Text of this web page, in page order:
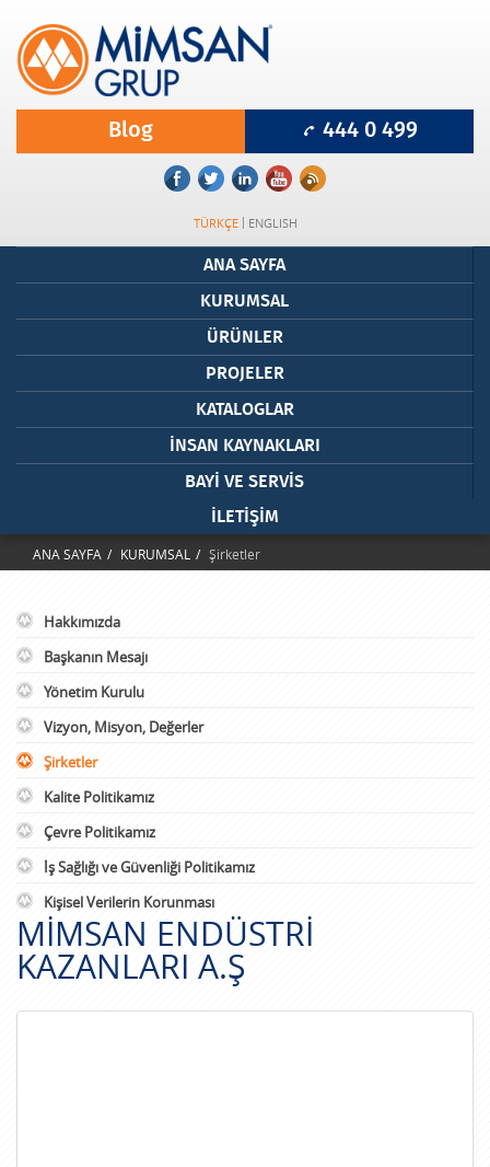
Blog 444 0 499
TÜRKÇE ENGLISH
ANA SAYFA
KURUMSAL
ÜRÜNLER
PROJELER
KATALOGLAR
İNSAN KAYNAKLARI
BAYİ VE SERVİS
İLETİŞİM
ANA SAYFA KURUMSAL Şirketler
Hakkımızda
Başkanın Mesajı
Yönetim Kurulu
Vizyon, Misyon, Değerler
Şirketler
Kalite Politikamız
Çevre Politikamız
İş Sağlığı ve Güvenliği Politikamız
Kişisel Verilerin Korunması
MİMSAN ENDÜSTRİ
KAZANLARI A.Ş